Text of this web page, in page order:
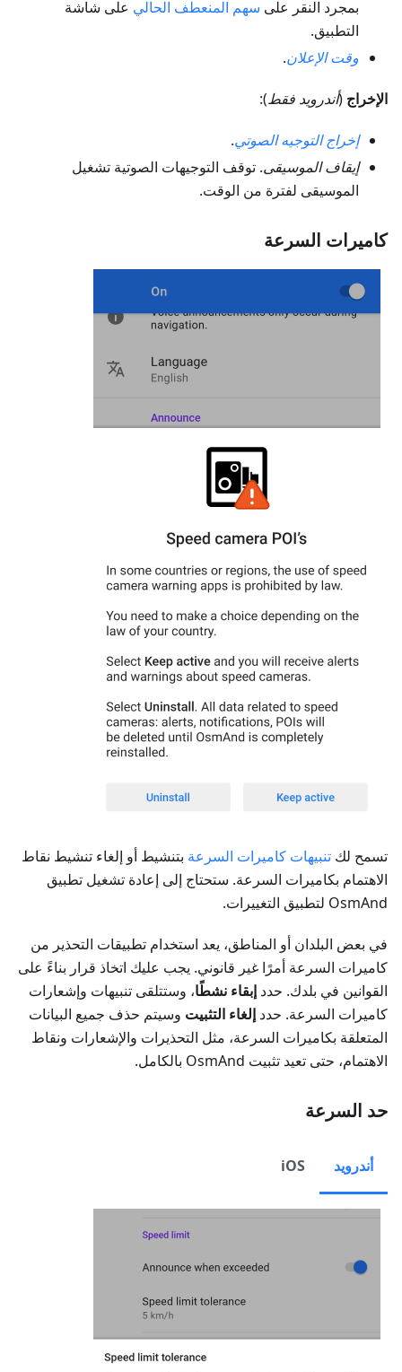
بمجرد النقر على سهم المنعطف الحالي على شاشة
التطبيق.
وقت الإعلان.
الإخراج (أندرويد فقط):
إخراج التوجيه الصوتي.
إيقاف الموسيقى. توقف التوجيهات الصوتية تشغيل
الموسيقى لفترة من الوقت.
كاميرات السرعة
تسمح لك تنبيهات كاميرات السرعة بتنشيط أو إلغاء تنشيط نقاط
الاهتمام بكاميرات السرعة. ستحتاج إلى إعادة تشغيل تطبيق
OsmAnd لتطبيق التغييرات.
في بعض البلدان أو المناطق، يعد استخدام تطبيقات التحذير من
كاميرات السرعة أمرًا غير قانوني. يجب عليك اتخاذ قرار بناءً على
القوانين في بلدك. حدد إبقاء نشطًا، وستتلقى تنبيهات وإشعارات
كاميرات السرعة. حدد إلغاء التثبيت وسيتم حذف جميع البيانات
المتعلقة بكاميرات السرعة، مثل التحذيرات والإشعارات ونقاط
الاهتمام، حتى تعيد تثبيت OsmAnd بالكامل.
حد السرعة
أندرويد iOS